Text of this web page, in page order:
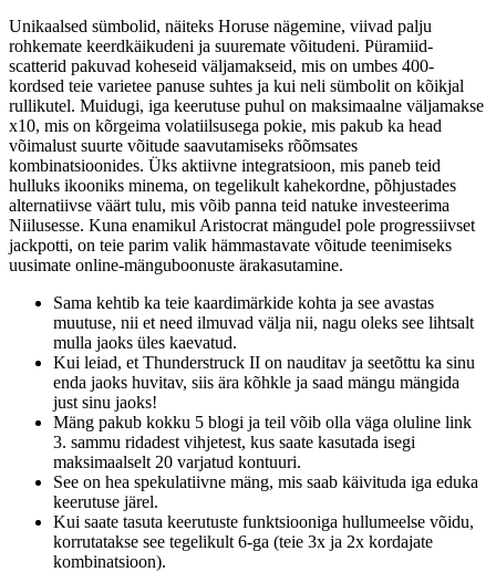
Unikaalsed sümbolid, näiteks Horuse nägemine, viivad palju
rohkemate keerdkäikudeni ja suuremate võitudeni. Püramiid-
scatterid pakuvad koheseid väljamakseid, mis on umbes 400-
kordsed teie varietee panuse suhtes ja kui neli sümbolit on kõikjal
rullikutel. Muidugi, iga keerutuse puhul on maksimaalne väljamakse
x10, mis on kõrgeima volatiilsusega pokie, mis pakub ka head
võimalust suurte võitude saavutamiseks rõõmsates
kombinatsioonides. Üks aktiivne integratsioon, mis paneb teid
hulluks ikooniks minema, on tegelikult kahekordne, põhjustades
alternatiivse väärt tulu, mis võib panna teid natuke investeerima
Niilusesse. Kuna enamikul Aristocrat mängudel pole progressiivset
jackpotti, on teie parim valik hämmastavate võitude teenimiseks
uusimate online-mänguboonuste ärakasutamine.
Sama kehtib ka teie kaardimärkide kohta ja see avastas
muutuse, nii et need ilmuvad välja nii, nagu oleks see lihtsalt
mulla jaoks üles kaevatud.
Kui leiad, et Thunderstruck II on nauditav ja seetõttu ka sinu
enda jaoks huvitav, siis ära kõhkle ja saad mängu mängida
just sinu jaoks!
Mäng pakub kokku 5 blogi ja teil võib olla väga oluline link
3. sammu ridadest vihjetest, kus saate kasutada isegi
maksimaalselt 20 varjatud kontuuri.
See on hea spekulatiivne mäng, mis saab käivituda iga eduka
keerutuse järel.
Kui saate tasuta keerutuste funktsiooniga hullumeelse võidu,
korrutatakse see tegelikult 6-ga (teie 3x ja 2x kordajate
kombinatsioon).